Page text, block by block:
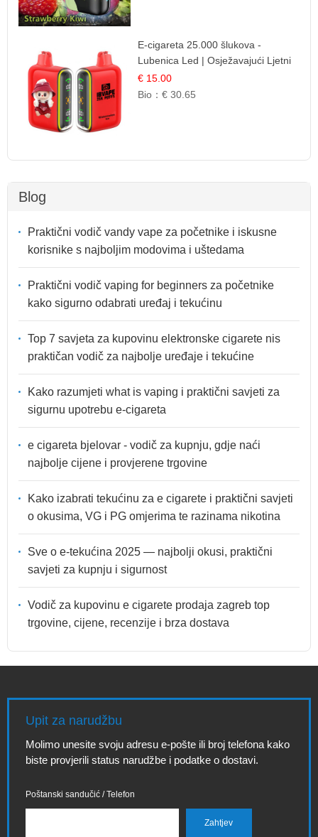
E-cigareta 25.000 šlukova -
Lubenica Led | Osježavajući Ljetni
Okus
€ 15.00
Bio：€ 30.65
Blog
Praktični vodič vandy vape za početnike i iskusne
korisnike s najboljim modovima i uštedama
Praktični vodič vaping for beginners za početnike
kako sigurno odabrati uređaj i tekućinu
Top 7 savjeta za kupovinu elektronske cigarete nis
praktičan vodič za najbolje uređaje i tekućine
Kako razumjeti what is vaping i praktični savjeti za
sigurnu upotrebu e-cigareta
e cigareta bjelovar - vodič za kupnju, gdje naći
najbolje cijene i provjerene trgovine
Kako izabrati tekućinu za e cigarete i praktični savjeti
o okusima, VG i PG omjerima te razinama nikotina
Sve o e-tekućina 2025 — najbolji okusi, praktični
savjeti za kupnju i sigurnost
Vodič za kupovinu e cigarete prodaja zagreb top
trgovine, cijene, recenzije i brza dostava
Upit za narudžbu
Molimo unesite svoju adresu e-pošte ili broj telefona kako
biste provjerili status narudžbe i podatke o dostavi.
Poštanski sandučić / Telefon